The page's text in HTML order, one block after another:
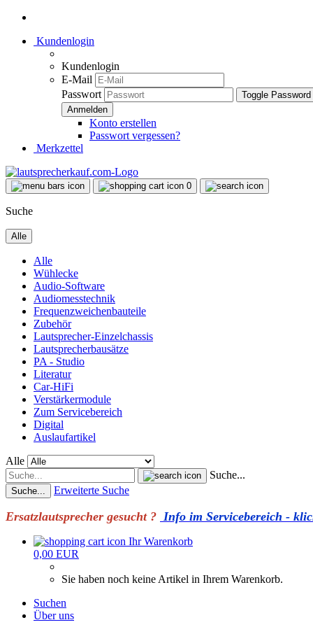
Kundenlogin
Kundenlogin
E-Mail
Passwort
Toggle
Konto erstellen
Passwort vergessen?
Merkzettel
0
Suche
Alle
Alle
Wühlecke
Audio-Software
Audiomesstechnik
Frequenzweichenbauteile
Zubehör
Lautsprecher-Einzelchassis
Lautsprecherbausätze
PA - Studio
Literatur
Car-HiFi
Verstärkermodule
Zum Servicebereich
Digital
Auslaufartikel
Alle
Suche...
Suche... Erweiterte Suche
Ersatzlautsprecher gesucht ? Info im Servicebereich -
Ihr Warenkorb
0,00 EUR
Sie haben noch keine Artikel in Ihrem Warenkorb.
Suchen
Über uns